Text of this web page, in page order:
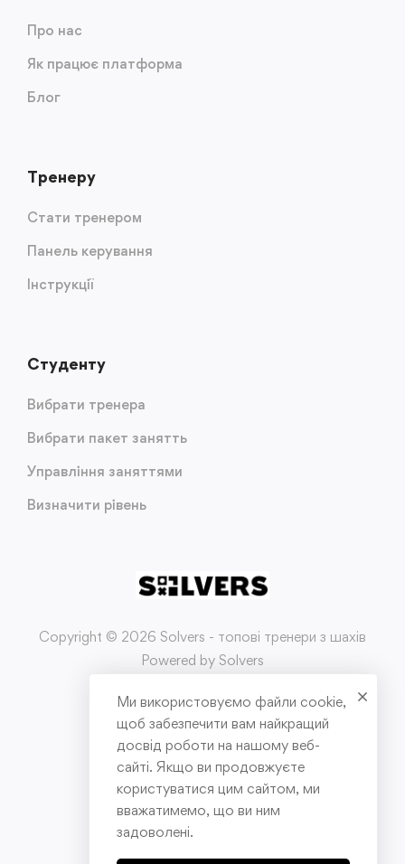
Про нас
Як працює платформа
Блог
Тренеру
Стати тренером
Панель керування
Інструкції
Студенту
Вибрати тренера
Вибрати пакет занятть
Управління заняттями
Визначити рівень
Copyright © 2026 Solvers - топові тренери з шахів
Powered by Solvers
Умови використання
Політика конфіденційності
Публічна оферта
Ми використовуємо файли cookie,
щоб забезпечити вам найкращий
досвід роботи на нашому веб-
сайті. Якщо ви продовжуєте
користуватися цим сайтом, ми
вважатимемо, що ви ним
задоволені.